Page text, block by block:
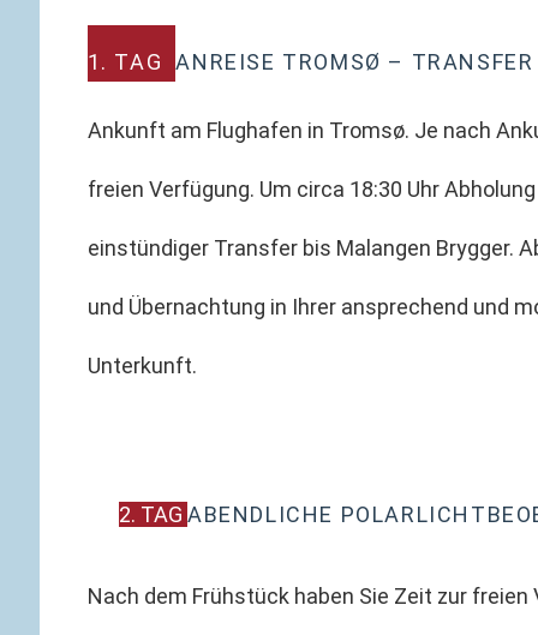
1. TAGANREISE TROMSØ –
Ankunft am Flughafen in Tromsø. Je nach
freien Verfügung. Um circa 18:30 Uhr
einstündiger Transfer bis Malangen Brygger.
und Übernachtung in Ihrer ansprechend und
Unterkunft.
2. TAGABENDLICHE
Nach dem Frühstück haben Sie Zeit zur freien